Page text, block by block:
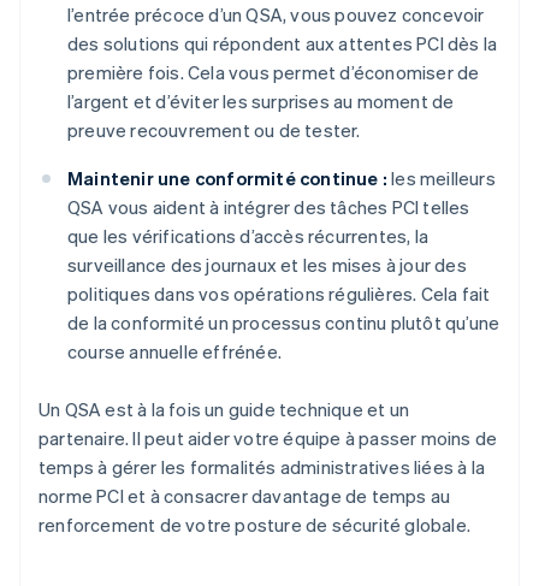
l’entrée précoce d’un QSA, vous pouvez concevoir
des solutions qui répondent aux attentes PCI dès la
première fois. Cela vous permet d’économiser de
l’argent et d’éviter les surprises au moment de
preuve recouvrement ou de tester.
Maintenir une conformité continue : les meilleurs
QSA vous aident à intégrer des tâches PCI telles
que les vérifications d’accès récurrentes, la
surveillance des journaux et les mises à jour des
politiques dans vos opérations régulières. Cela fait
de la conformité un processus continu plutôt qu’une
course annuelle effrénée.
Un QSA est à la fois un guide technique et un
partenaire. Il peut aider votre équipe à passer moins de
temps à gérer les formalités administratives liées à la
norme PCI et à consacrer davantage de temps au
renforcement de votre posture de sécurité globale.